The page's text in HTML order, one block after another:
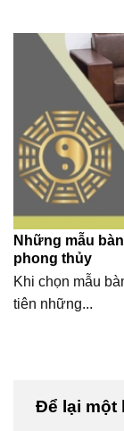
Những mẫu
phong thủy
Khi chọn mẫu
tiên những...
Để lại một